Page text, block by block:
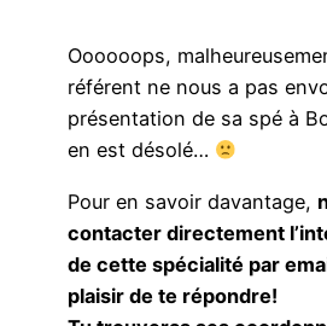
Oooooops,
référent ne nous a pas
présentation de sa spé à
en est désolé…
Pour en savoir davantage,
contacter directement
de cette spécialité par
plaisir de te répondre!